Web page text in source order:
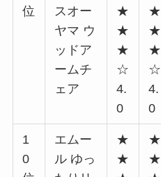
位
スオー
ヤマ ウ
ッドア
ームチ
ェア
★
★
★
☆
4.
0
★
★
★
☆
4.
0
1
0
エムー
ル ゆっ
★
★
★
★